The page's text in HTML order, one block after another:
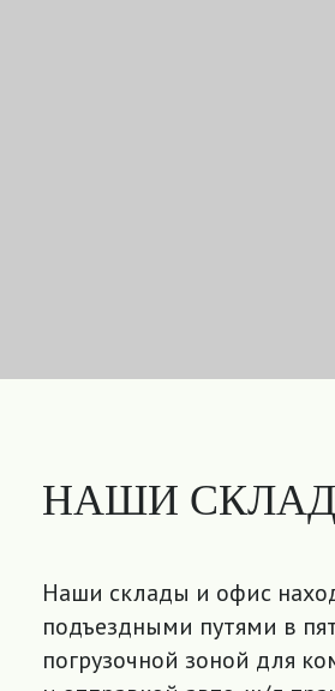
НАШИ
Наши склады и офис
подъездными путями в
погрузочной зоной для